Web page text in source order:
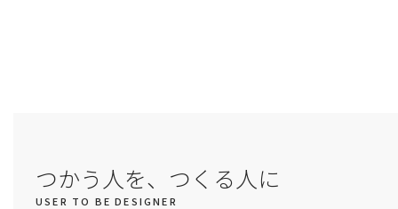
つかう人を、つくる人に
USER TO BE DESIGNER